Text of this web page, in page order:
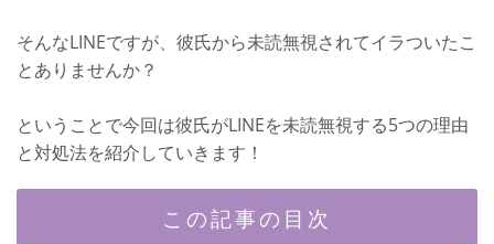
そんなLINEですが、彼氏から未読無視されてイラついたこ
とありませんか？
ということで今回は彼氏がLINEを未読無視する5つの理由
と対処法を紹介していきます！
この記事の目次